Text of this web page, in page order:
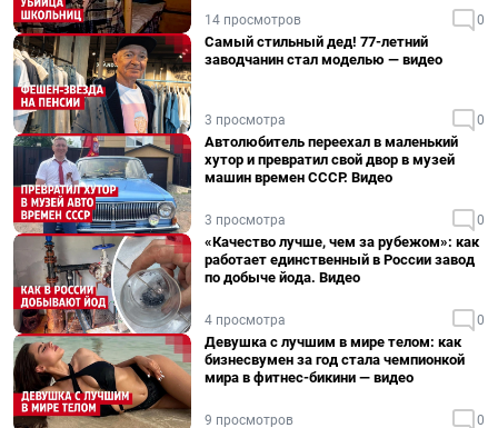
14 просмотров 0
Самый стильный дед! 77-летний
заводчанин стал моделью — видео
3 просмотра 0
Автолюбитель переехал в маленький
хутор и превратил свой двор в музей
машин времен СССР. Видео
3 просмотра 0
«Качество лучше, чем за рубежом»: как
работает единственный в России завод
по добыче йода. Видео
4 просмотра 0
Девушка с лучшим в мире телом: как
бизнесвумен за год стала чемпионкой
мира в фитнес-бикини — видео
9 просмотров 0